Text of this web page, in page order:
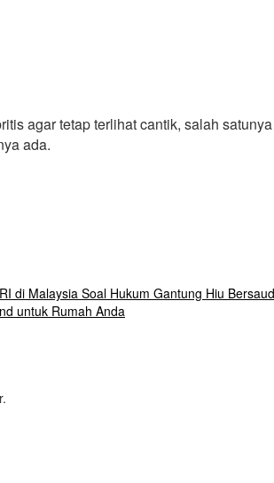
agar tetap terlihat cantik, salah
ada.
di Malaysia Soal Hukum Gantung Hiu
untuk Rumah Anda